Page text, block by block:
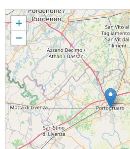
Omelia Solennità Immacolata e Istituzione
Portogruaro Duomo di Sant’Andrea, 8
+
−